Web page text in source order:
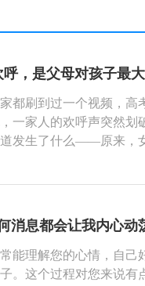
呼，是父母对孩子最
都刷到过一个视频，高
一家人的欢呼声突然划
发生了什么——原来，
当整个社会被分数焦虑
我们习以为常却本末
？我也是两个男孩的妈
，允许，这难道不是父
消息都会让我内心动
能理解您的心情，自
。这个过程对您来说有